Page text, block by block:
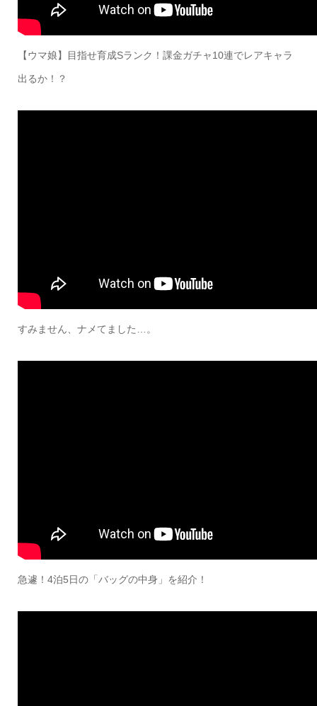
【ウマ娘】目指せ育成Sランク！課金ガチャ10連でレアキャラ
出るか！？
すみません、ナメてました…。
急遽！4泊5日の「バッグの中身」を紹介！